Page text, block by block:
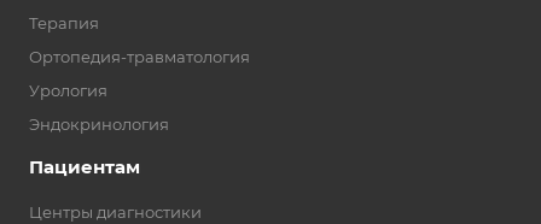
Терапия
Ортопедия-травматология
Урология
Эндокринология
Пациентам
Центры диагностики